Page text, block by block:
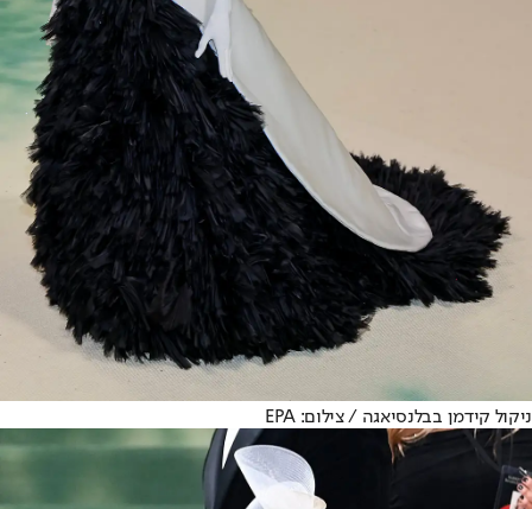
ניקול קידמן בבלנסיאגה / צילום: EPA